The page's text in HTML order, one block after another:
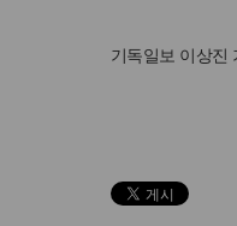
기독일보 이상진